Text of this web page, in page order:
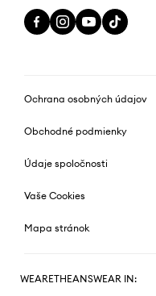
Ochrana osobných údajov
Obchodné podmienky
Údaje spoločnosti
Vaše Cookies
Mapa stránok
WEARETHEANSWEAR IN: